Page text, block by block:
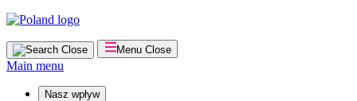
Skip
content
Close Menu Close
Main menu
Nasz wpływ